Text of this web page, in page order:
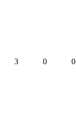
3 0 0